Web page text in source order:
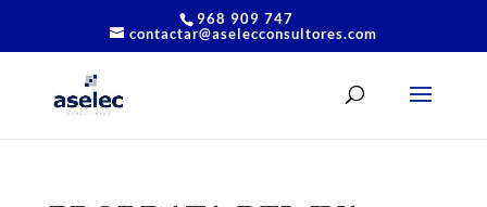
968 909 747
contactar@aselecconsultores.com